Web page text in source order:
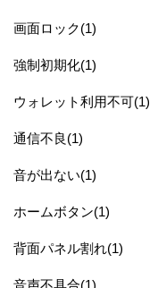
画面ロック(1)
強制初期化(1)
ウォレット利用不可(1)
通信不良(1)
音が出ない(1)
ホームボタン(1)
背面パネル割れ(1)
音声不具合(1)